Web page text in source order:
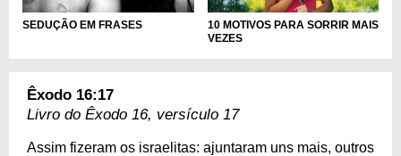
SEDUÇÃO EM FRASES
10 MOTIVOS PARA SORRIR MAIS
VEZES
Êxodo 16:17
Livro do Êxodo 16, versículo 17
Assim fizeram os israelitas: ajuntaram uns mais, outros